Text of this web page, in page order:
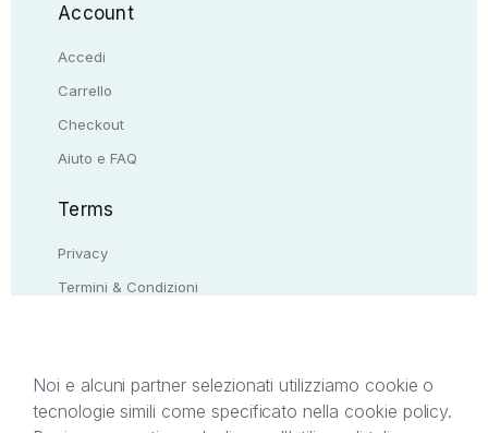
Account
Accedi
Carrello
Checkout
Aiuto e FAQ
Terms
Privacy
Termini & Condizioni
Noi e alcuni partner selezionati utilizziamo cookie o
tecnologie simili come specificato nella cookie policy.